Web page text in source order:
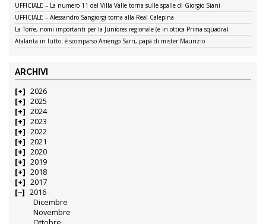
UFFICIALE – La numero 11 del Villa Valle torna sulle spalle di Giorgio Siani
UFFICIALE – Alessandro Sangiorgi torna alla Real Calepina
La Torre, nomi importanti per la Juniores regionale (e in ottica Prima squadra)
Atalanta in lutto: è scomparso Amerigo Sarri, papà di mister Maurizio
ARCHIVI
2026
2025
2024
2023
2022
2021
2020
2019
2018
2017
2016
Dicembre
Novembre